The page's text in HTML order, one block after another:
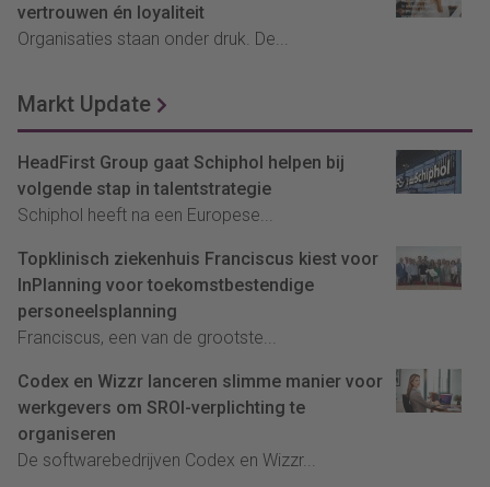
vertrouwen én loyaliteit
Organisaties staan onder druk. De...
Markt Update
HeadFirst Group gaat Schiphol helpen bij
volgende stap in talentstrategie
Schiphol heeft na een Europese...
Topklinisch ziekenhuis Franciscus kiest voor
InPlanning voor toekomstbestendige
personeelsplanning
Franciscus, een van de grootste...
Codex en Wizzr lanceren slimme manier voor
werkgevers om SROI-verplichting te
organiseren
De softwarebedrijven Codex en Wizzr...